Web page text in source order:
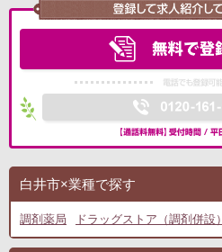
白井市×業種で探す
調剤薬局 ドラッグストア（調剤併設）